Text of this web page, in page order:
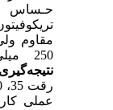
حـساس و
250 میلی‌گرم در میلی‌لیتر حساس بود.
نتیجه‌گیری:
عملی